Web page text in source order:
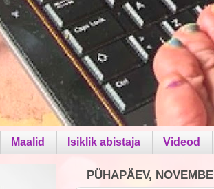
Maalid Isiklik abistaja Videod
PÜHAPÄEV,